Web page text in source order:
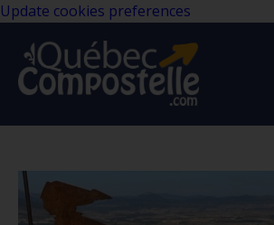
Update cookies preferences